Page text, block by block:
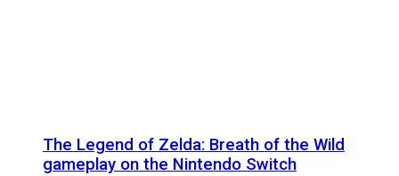
The Legend of Zelda: Breath of the Wild
gameplay on the Nintendo Switch